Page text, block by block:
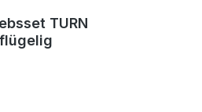
TURN